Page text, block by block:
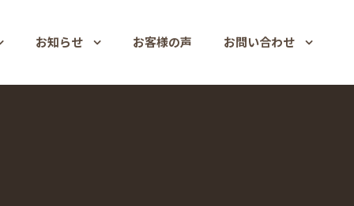
お知らせ お客様の声 お問い合わせ